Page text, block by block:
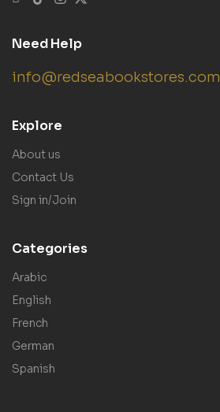
Need Help
info@redseabookstores.com
Explore
About us
Contact Us
Sign in/Join
Categories
Arabic
English
French
German
Spanish